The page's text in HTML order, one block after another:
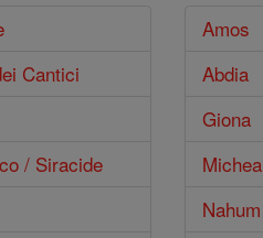
Cantici
/ Siracide
Amos
Abdia
Giona
Michea
Nahum